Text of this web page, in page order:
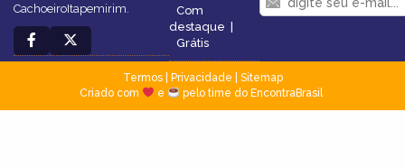
CachoeiroItapemirim.
Com
destaque
Grátis
Termos| Privacidade
Sitemap
Criado com
e pelo time do EncontraBrasil